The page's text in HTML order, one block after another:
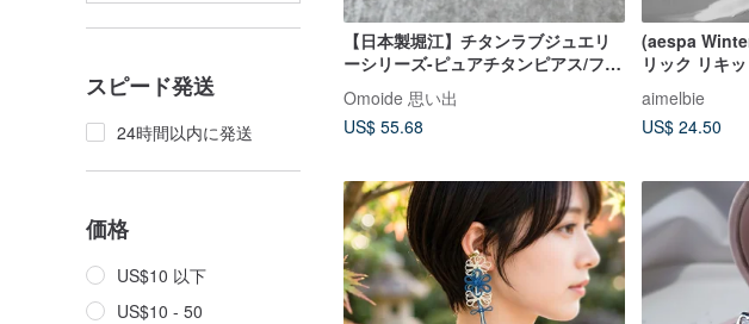
スピード発送
24時間以内に発送
価格
US$10 以下
US$10 - 50
【日本製堀江】チタンラブジュエリ
ーシリーズ-ピュアチタンピアス/フッ
ククロスピアス-シルバー
Omoide 思い出
US$ 55.68
(aespa
リック リキ
aimelbie
US$ 24.50